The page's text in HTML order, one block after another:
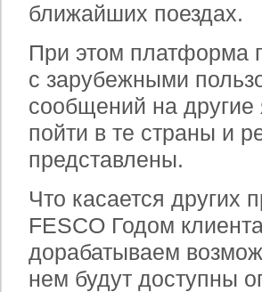
ближайших поездах.
При этом платформа
с зарубежными
сообщений на другие
пойти в те страны и
представлены.
Что касается других
FESCO Годом
дорабатываем
нем будут доступны